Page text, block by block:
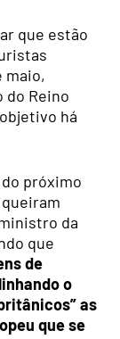
que estão
maio,
do Reino
há
próximo
da
que
de
o
as
que se